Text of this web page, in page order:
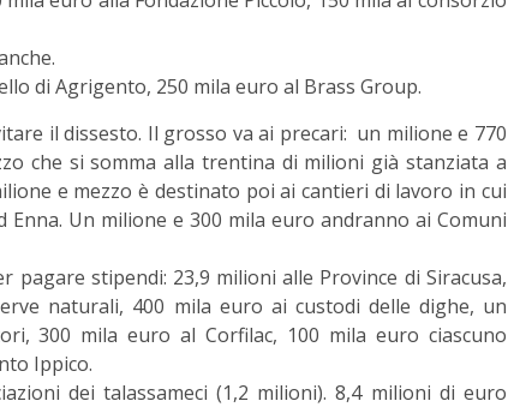
di Agrigento, 250 mila euro al Brass Group.
il dissesto. Il grosso va ai precari: un milione e 770
che si somma alla trentina di milioni già stanziata a
e mezzo è destinato poi ai cantieri di lavoro in cui
Un milione e 300 mila euro andranno ai Comuni
stipendi: 23,9 milioni alle Province di Siracusa,
naturali, 400 mila euro ai custodi delle dighe, un
300 mila euro al Corfilac, 100 mila euro ciascuno
Ippico.
dei talassameci (1,2 milioni). 8,4 milioni di euro